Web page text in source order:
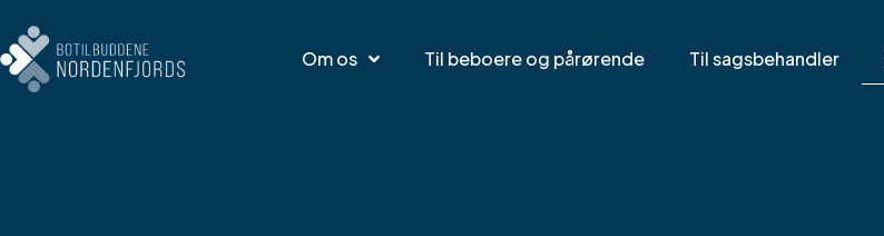
Om os Til beboere og pårørende Til sagsbehandler